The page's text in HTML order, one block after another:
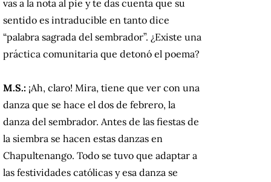
vas a la nota al pie y te das cuenta que su
sentido es intraducible en tanto dice
“palabra sagrada del sembrador”. ¿Existe una
práctica comunitaria que detonó el poema?
M.S.: ¡Ah, claro! Mira, tiene que ver con una
danza que se hace el dos de febrero, la
danza del sembrador. Antes de las fiestas de
la siembra se hacen estas danzas en
Chapultenango. Todo se tuvo que adaptar a
las festividades católicas y esa danza se